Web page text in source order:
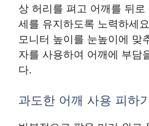
상 허리를 펴고 어깨를 뒤
세를 유지하도록 노력하세
모니터 높이를 눈높이에 맞
자를 사용하여 어깨에 부담
다.
과도한 어깨 사용 피하